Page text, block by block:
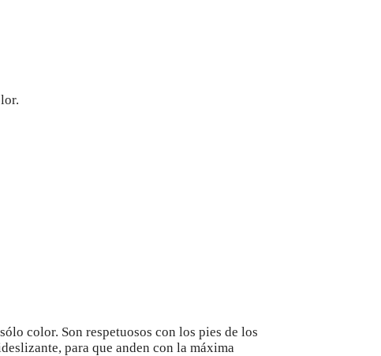
color. Son respetuosos con los pies de los
para que anden con la máxima